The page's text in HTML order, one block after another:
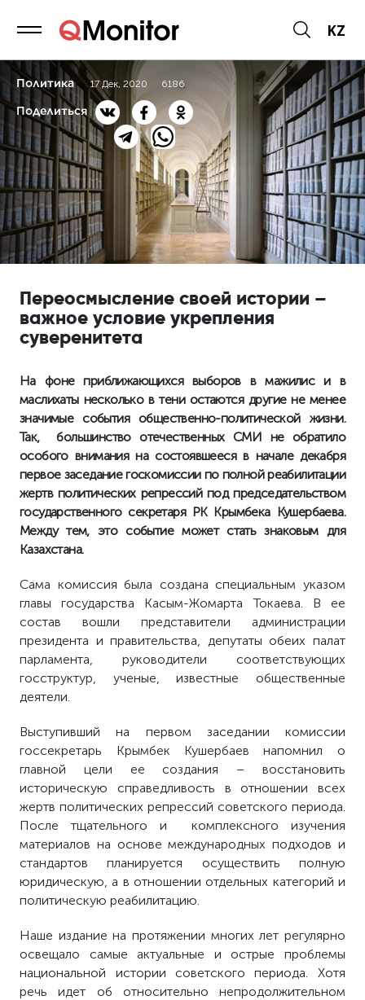
KZ
Политика 17 Дек, 2020 6186
Поделиться
Переосмысление своей истории –
важное условие укрепления
суверенитета
На фоне приближающихся выборов вмажилис и в
маслихаты несколько в тени остаются другие не менее
значимые события общественно-политической жизни.
Так, большинство отечественных СМИ не обратило
особого внимания на состоявшееся в начале декабря
первое заседание госкомиссии по полной реабилитации
жертв политических репрессий под председательством
государственного секретаря РК Крымбека Кушербаева.
Между тем, это событие может стать знаковым для
Казахстана.
Сама комиссия была создана специальным указом
главы государства Касым-Жомарта Токаева. В ее
состав вошли представители администрации
президента и правительства, депутаты обеих палат
парламента, руководители соответствующих
госструктур, ученые, известные общественные
деятели.
Выступивший на первом заседании комиссии
госсекретарь Крымбек Кушербаев напомнил о
главной цели ее создания – восстановить
историческую справедливость в отношении всех
жертв политических репрессий советского периода.
После тщательного и комплексного изучения
материалов на основе международных подходов и
стандартов планируется осуществить полную
юридическую, а в отношении отдельных категорий и
политическую реабилитацию.
Наше издание на протяжении многих лет регулярно
освещало самые актуальные и острые проблемы
национальной истории советского периода. Хотя
речь идет об относительно непродолжительном